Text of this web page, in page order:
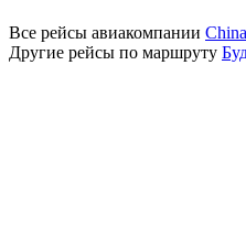
Все рейсы авиакомпании
Другие рейсы по маршруту